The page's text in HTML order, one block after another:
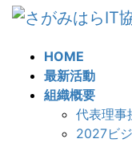
HOME
最新活動
組織概要
代表理事
2027ビ